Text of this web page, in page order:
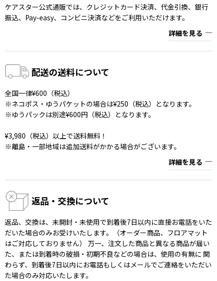
ケアスター公式通販では、クレジットカード決済、代金引換、銀行
振込、Pay-easy、コンビニ決済などをご利用いただけます。
詳細を見る
配送の送料について
全国一律¥600（税込）
※ネコポス・ゆうパケットの場合は¥250（税込）となります。
※ゆうパックは別途¥600円（税込）となります。
¥3,980（税込）以上で送料無料！
※離島・一部地域は追加送料がかかる場合がございます。
詳細を見る
返品・交換について
返品、交換は、未開封・未使用で到着後7日以内に直接お電話をいた
だいた場合のみお受けいたします。（オーダー商品、フロアマット
はご対応しておりません） 万一、注文した商品と異なる商品が届い
た、または到着時の破損・初期不良などの場合は、使用の有無に 関
わらず、到着後7日以内にお電話もしくはメールでご連絡をいただい
た場合のみ対応いたします。